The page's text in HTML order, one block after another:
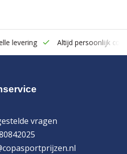
levering Altijd persoonlijk
vragen